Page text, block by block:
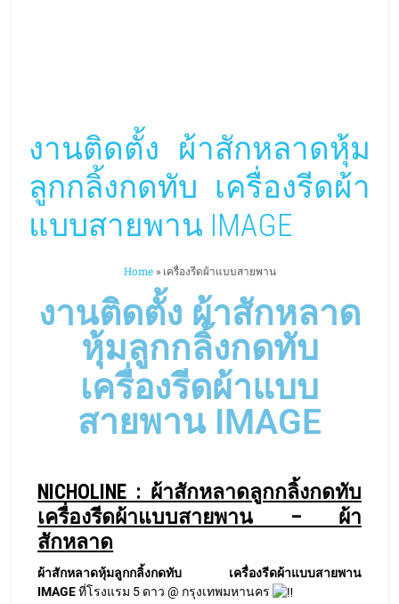
งานติดตั้ง ผ้าสักหลาดหุ้ม
ลูกกลิ้งกดทับ เครื่องรีดผ้า
แบบสายพาน IMAGE
Home» เครื่องรีดผ้าแบบสายพาน
งานติดตั้ง ผ้าสักหลาด
หุ้มลูกกลิ้งกดทับ
เครื่องรีดผ้าแบบ
สายพาน IMAGE
NICHOLINE : ผ้าสักหลาดลูกกลิ้งกดทับ
เครื่องรีดผ้าแบบสายพาน – ผ้า
สักหลาด
ผ้าสักหลาดหุ้มลูกกลิ้งกดทับ เครื่องรีดผ้าแบบสายพาน
IMAGE ที่โรงแรม 5 ดาว @ กรุงเทพมหานคร